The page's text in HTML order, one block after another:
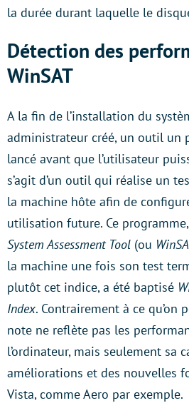
la durée durant laquelle le
Détection des
WinSAT
A la fin de l’installation du
administrateur créé, un outil un
lancé avant que l’utilisateur
s’agit d’un outil qui réalise un
la machine hôte afin de
utilisation future. Ce
System Assessment Tool (ou
la machine une fois son test
plutôt cet indice, a été baptisé
Index. Contrairement à ce qu’on
note ne reflète pas les
l’ordinateur, mais seulement sa
améliorations et des nouvelles
Vista, comme Aero par exemple.